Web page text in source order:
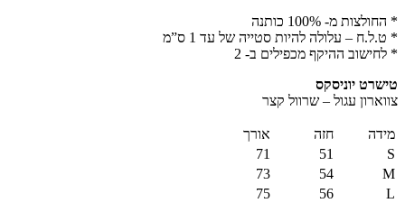
* החולצות מ- 100% כותנה
* ט.ל.ח – עלולה להיות סטייה של עד 1 ס”מ
* לחישוב ההיקף מכפילים ב- 2
טישרט יוניסקס
צווארון עגול – שרוול קצר
מידה חזה
אורך
S
51
71
M
54
73
L
56
75